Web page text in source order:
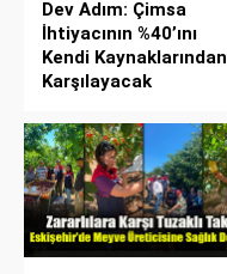
Dev Adım: Çimsa
İhtiyacının %40’ını
Kendi Kaynaklarından
Karşılayacak